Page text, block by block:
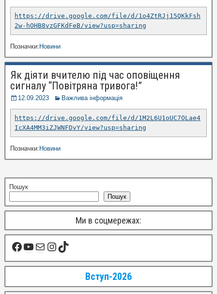
https://drive.google.com/file/d/1o4ZtRJj15QKkFsh
2w-hOHB8vzGFKdFeB/view?usp=sharing
Позначки:Новини
Як діяти вчителю під час оповіщення
сигналу “Повітряна тривога!”
12.09.2023 Важлива інформація
https://drive.google.com/file/d/1M2L6U1oUC7OLae4
IcXA4MM3iZJWNFDvY/view?usp=sharing
Позначки:Новини
Пошук
Пошук
Ми в соцмережах:
Вступ-2026